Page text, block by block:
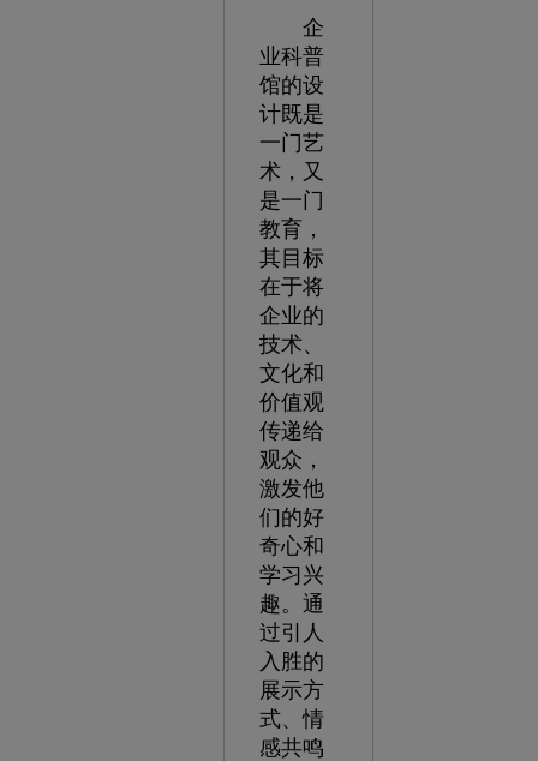
企
业科普
馆的设
计既是
一门艺
术，又
是一门
教育，
其目标
在于将
企业的
技术、
文化和
价值观
传递给
观众，
激发他
们的好
奇心和
学习兴
趣。通
过引人
入胜的
展示方
式、情
感共鸣